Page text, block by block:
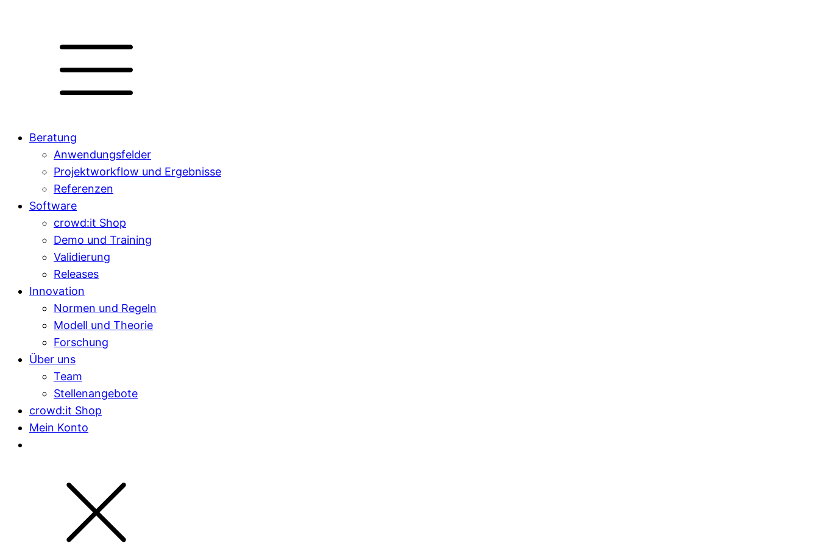
Beratung
Anwendungsfelder
Projektworkflow und Ergebnisse
Referenzen
Software
crowd:it Shop
Demo und Training
Validierung
Releases
Innovation
Normen und Regeln
Modell und Theorie
Forschung
Über uns
Team
Stellenangebote
crowd:it Shop
Mein Konto